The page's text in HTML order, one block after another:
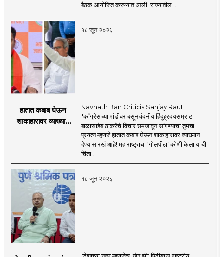
प्रस्ताव
बैठक आयोजित करण्यात आली. राज्यातील ..
१८ जून २०२६
हातात कबाब घेऊन
शाकाहारावर व्याख्यान
Navnath Ban Criticis Sanjay Raut
"काँग्रेसच्या मांडीवर बसून वंदनीय हिंदुह्रदयसम्राट
बाळासाहेब ठाकरेंचे विचार समजावून सांगण्याचा तुमचा
प्रयत्न म्हणजे हातात कबाब घेऊन शाकाहारावर व्याख्यान
देण्यासारखं आहे! महाराष्ट्राचा ‘गोलपीठा’ कोणी केला याची
चिंता ..
१८ जून २०२६